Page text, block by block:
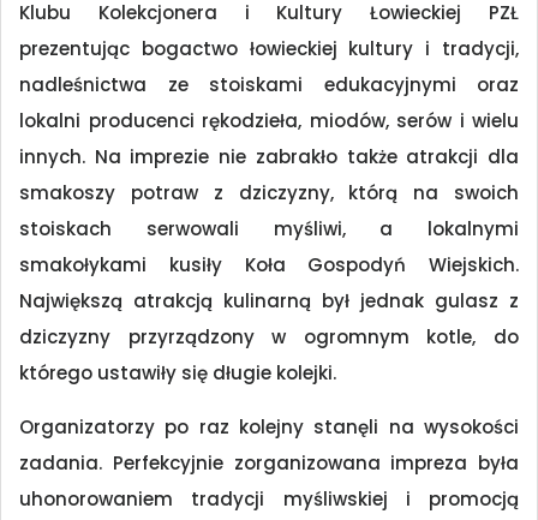
Klubu Kolekcjonera i Kultury Łowieckiej PZŁ
prezentując bogactwo łowieckiej kultury i tradycji,
nadleśnictwa ze stoiskami edukacyjnymi oraz
lokalni producenci rękodzieła, miodów, serów i wielu
innych. Na imprezie nie zabrakło także atrakcji dla
smakoszy potraw z dziczyzny, którą na swoich
stoiskach serwowali myśliwi, a lokalnymi
smakołykami kusiły Koła Gospodyń Wiejskich.
Największą atrakcją kulinarną był jednak gulasz z
dziczyzny przyrządzony w ogromnym kotle, do
którego ustawiły się długie kolejki.
Organizatorzy po raz kolejny stanęli na wysokości
zadania. Perfekcyjnie zorganizowana impreza była
uhonorowaniem tradycji myśliwskiej i promocją